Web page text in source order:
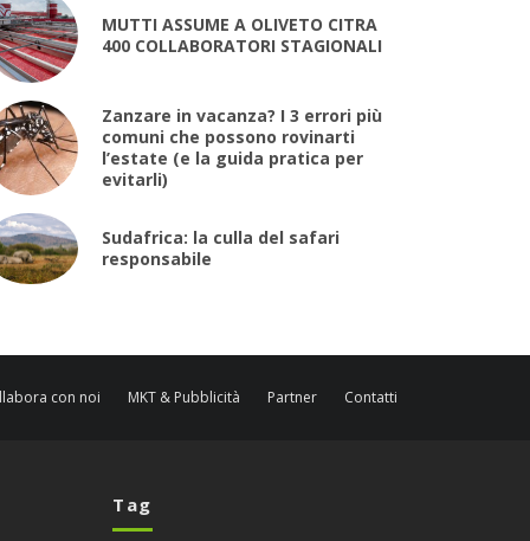
MUTTI ASSUME A OLIVETO CITRA
400 COLLABORATORI STAGIONALI
Zanzare in vacanza? I 3 errori più
comuni che possono rovinarti
l’estate (e la guida pratica per
evitarli)
Sudafrica: la culla del safari
responsabile
con noi MKT & Pubblicità Partner Contatti
Tag